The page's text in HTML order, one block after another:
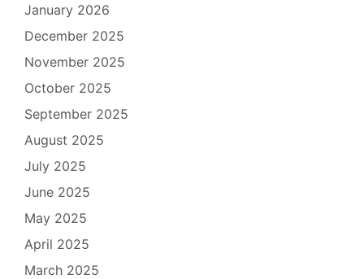
January 2026
December 2025
November 2025
October 2025
September 2025
August 2025
July 2025
June 2025
May 2025
April 2025
March 2025